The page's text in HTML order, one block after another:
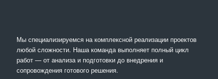
Мы специализируемся на комплексной реализации проектов
любой сложности. Наша команда выполняет полный цикл
работ — от анализа и подготовки до внедрения и
сопровождения готового решения.